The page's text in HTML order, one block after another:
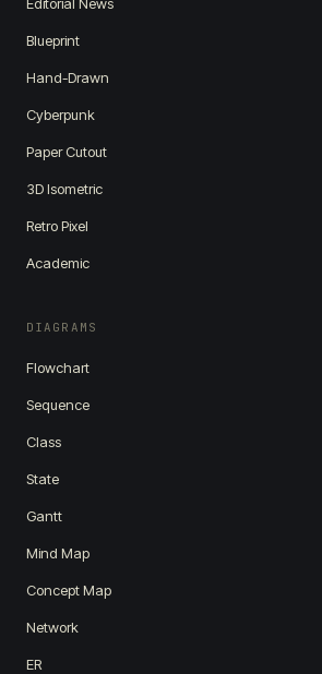
Blueprint
Hand-Drawn
Cyberpunk
Paper Cutout
3D Isometric
Retro Pixel
Academic
DIAGRAMS
Flowchart
Sequence
Class
State
Gantt
Mind Map
Concept Map
Network
ER